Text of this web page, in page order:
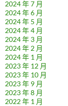
2024 年 7 月
2024 年 6 月
2024 年 5 月
2024 年 4 月
2024 年 3 月
2024 年 2 月
2024 年 1 月
2023 年 12 月
2023 年 10 月
2023 年 9 月
2023 年 8 月
2022 年 1 月